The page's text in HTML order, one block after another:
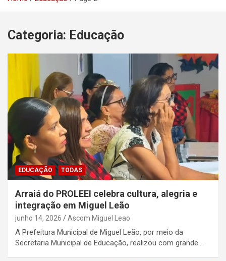
Categoria: Educação
EDUCAÇÃO TODAS
Arraiá do PROLEEI celebra cultura, alegria e
integração em Miguel Leão
junho 14, 2026 Ascom Miguel Leao
A Prefeitura Municipal de Miguel Leão, por meio da
Secretaria Municipal de Educação, realizou com grande…